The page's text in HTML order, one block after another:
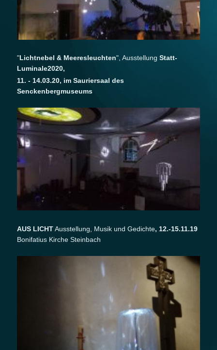
"Lichtnebel & Meeresleuchten", Ausstellung Statt-
Luminale2020,
11. - 14.03.20, im Sauriersaal des
Senckenbergmuseums
AUS LICHTAusstellung, Musik und Gedichte, 12.-15.11.19
Bonifatius Kirche Steinbach